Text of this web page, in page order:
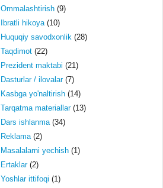
Ommalashtirish(9)
Ibratli hikoya(10)
Huquqiy savodxonlik(28)
Taqdimot(22)
Prezident maktabi (21)
Dasturlar / ilovalar(7)
Kasbga yo'naltirish(14)
Tarqatma materiallar(13)
Dars ishlanma(34)
Reklama(2)
Masalalarni yechish(1)
Ertaklar(2)
Yoshlar ittifoqi (1)